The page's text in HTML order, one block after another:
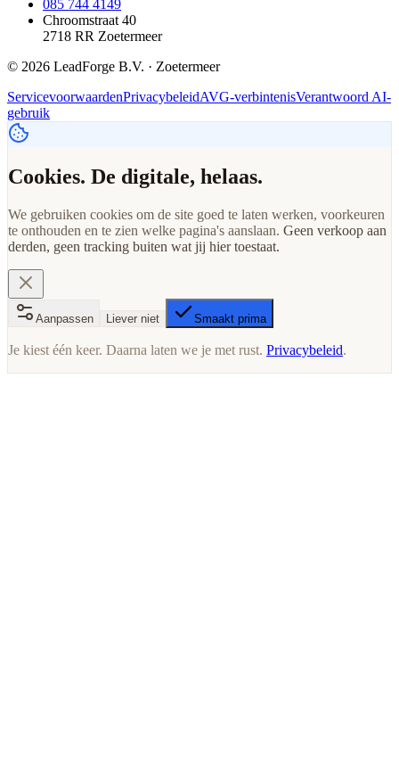
085 744 4149
Chroomstraat 40
2718 RR Zoetermeer
© 2026 LeadForge B.V. · Zoetermeer
ServicevoorwaardenPrivacybeleidAVG-verbintenisVerantwoord AI-
gebruik
Cookies. De digitale, helaas.
We gebruiken cookies om de site goed te laten werken, voorkeuren
te onthouden en te zien welke pagina's aanslaan. Geen verkoop aan
derden, geen tracking buiten wat jij hier toestaat.
Aanpassen Liever niet Smaakt prima
Je kiest één keer. Daarna laten we je met rust. Privacybeleid.